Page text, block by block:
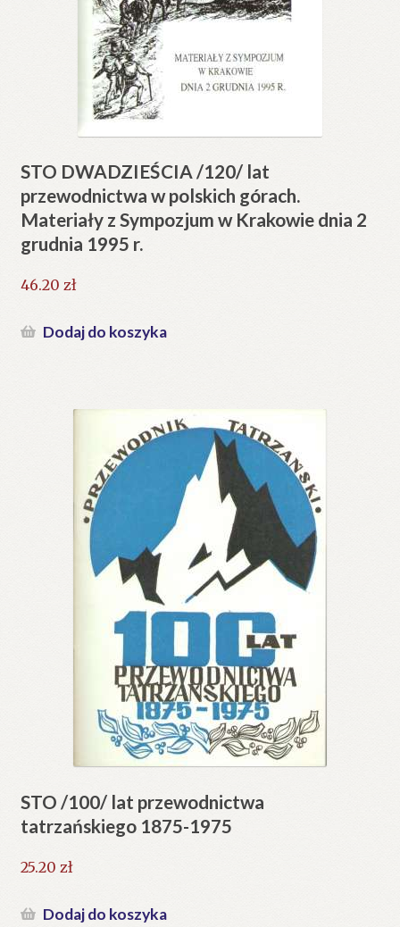
STO DWADZIEŚCIA /120/ lat
przewodnictwa w polskich górach.
Materiały z Sympozjum w Krakowie dnia 2
grudnia 1995 r.
46.20 zł
Dodaj do koszyka
STO /100/ lat przewodnictwa
tatrzańskiego 1875-1975
25.20 zł
Dodaj do koszyka